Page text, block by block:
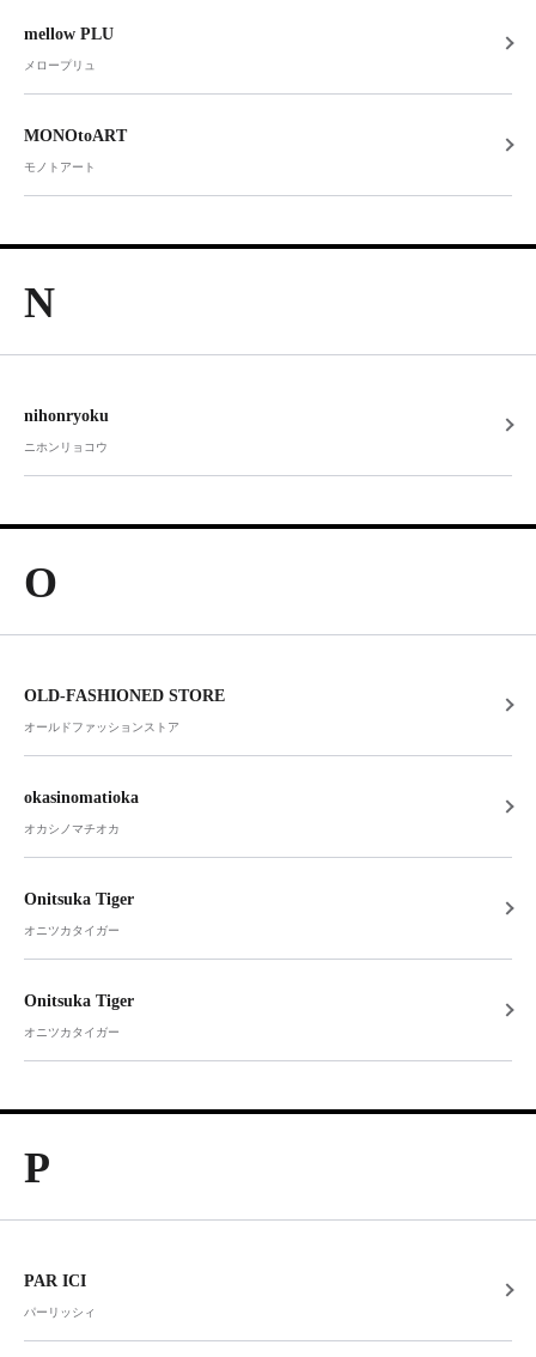
mellow PLU
メロープリュ
MONOtoART
モノトアート
N
nihonryoku
ニホンリョコウ
O
OLD-FASHIONED STORE
オールドファッションストア
okasinomatioka
オカシノマチオカ
Onitsuka Tiger
オニツカタイガー
Onitsuka Tiger
オニツカタイガー
P
PAR ICI
パーリッシィ